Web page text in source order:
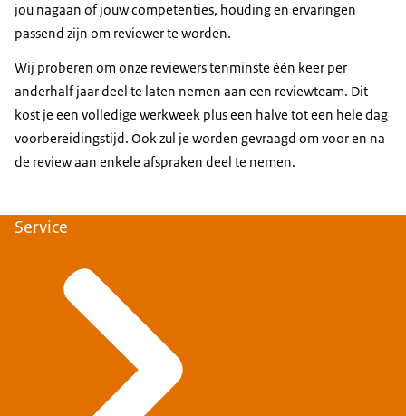
jou nagaan of jouw competenties, houding en ervaringen
passend zijn om reviewer te worden.
Wij proberen om onze reviewers tenminste één keer per
anderhalf jaar deel te laten nemen aan een reviewteam. Dit
kost je een volledige werkweek plus een halve tot een hele dag
voorbereidingstijd. Ook zul je worden gevraagd om voor en na
de review aan enkele afspraken deel te nemen.
Service